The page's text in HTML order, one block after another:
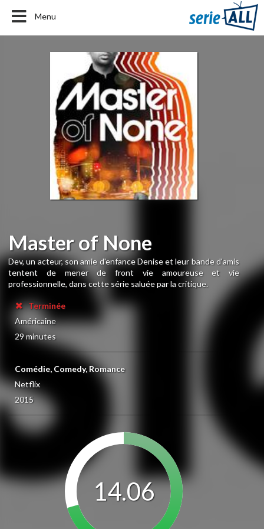
Menu
Master of None
Dev, un acteur, son amie d'enfance Denise et leur bande d'amis
tentent de mener de front vie amoureuse et vie
professionnelle, dans cette série saluée par la critique.
Terminée
Américaine
29 minutes
Comédie, Comedy, Romance
Netflix
2015
14.06